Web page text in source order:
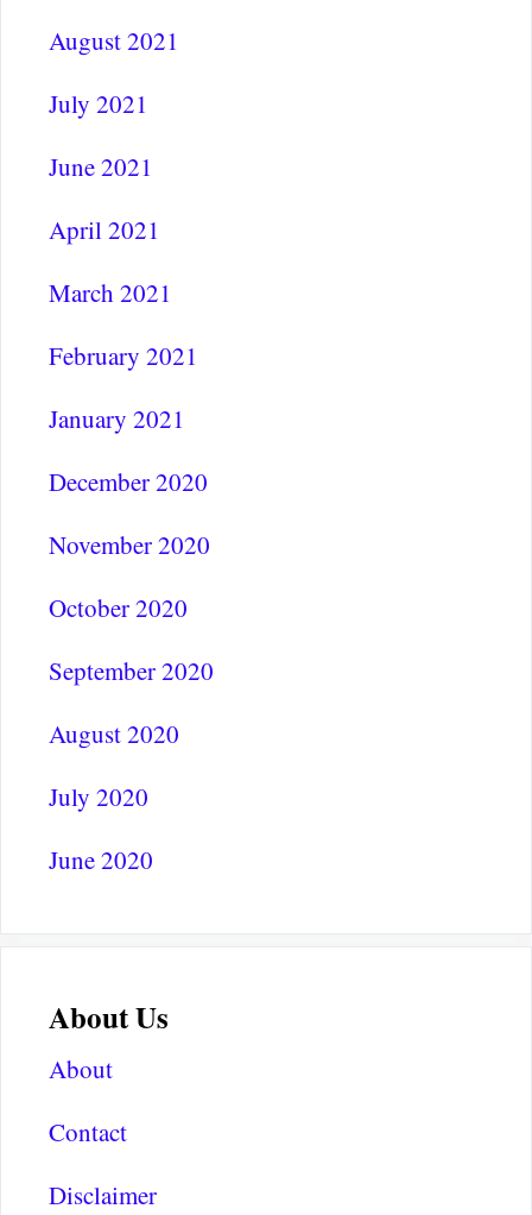
August 2021
July 2021
June 2021
April 2021
March 2021
February 2021
January 2021
December 2020
November 2020
October 2020
September 2020
August 2020
July 2020
June 2020
About Us
About
Contact
Disclaimer